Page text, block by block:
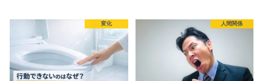
変化 人間関係